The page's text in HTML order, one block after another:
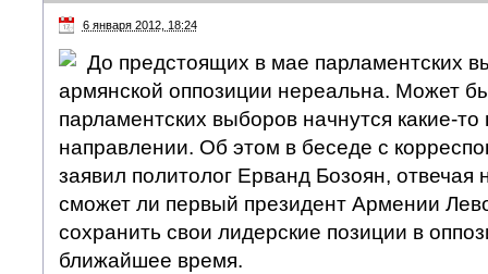
6 января 2012, 18:24
До предстоящих в мае парламентских
армянской оппозиции нереальна. Может
парламентских выборов начнутся какие-
направлении. Об этом в беседе с
заявил политолог Ерванд Бозоян, отвечая
сможет ли первый президент Армении
сохранить свои лидерские позиции в
ближайшее время.